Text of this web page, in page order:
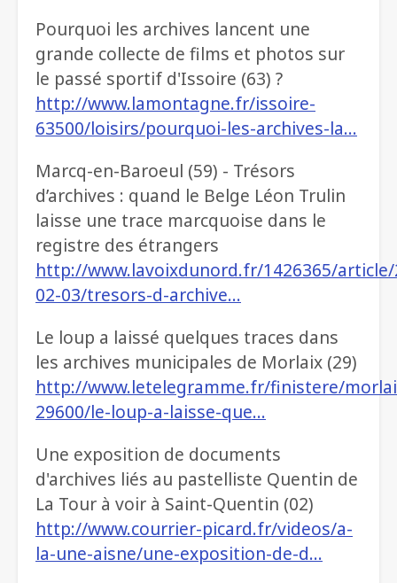
Pourquoi les archives lancent une
grande collecte de films et photos sur
le passé sportif d'Issoire (63) ?
http://www.lamontagne.fr/issoire-
63500/loisirs/pourquoi-les-archives-la…
Marcq-en-Baroeul (59) - Trésors
d’archives : quand le Belge Léon Trulin
laisse une trace marcquoise dans le
registre des étrangers
http://www.lavoixdunord.fr/1426365/article/
02-03/tresors-d-archive…
Le loup a laissé quelques traces dans
les archives municipales de Morlaix (29)
http://www.letelegramme.fr/finistere/
29600/le-loup-a-laisse-que…
Une exposition de documents
d'archives liés au pastelliste Quentin de
La Tour à voir à Saint-Quentin (02)
http://www.courrier-picard.fr/videos/a-
la-une-aisne/une-exposition-de-d…